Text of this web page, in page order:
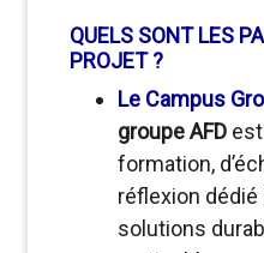
QUELS SONT LES
PROJET ?
Le Campus
groupe AFD
formation,
réflexion
solutions